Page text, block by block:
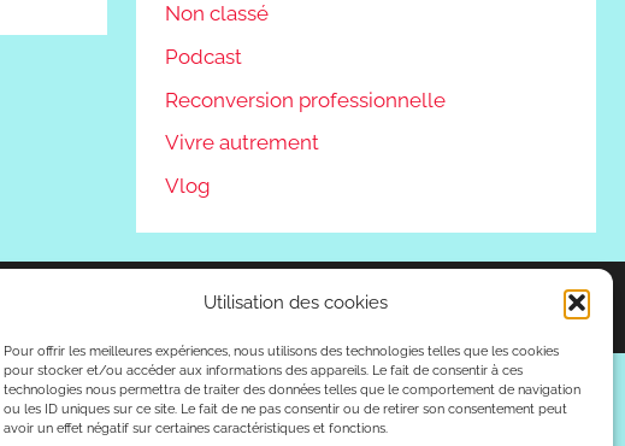
Utilisation des cookies
Pour offrir les meilleures expériences, nous utilisons des technologies telles que les cookies
pour stocker et/ou accéder aux informations des appareils. Le fait de consentir à ces
technologies nous permettra de traiter des données telles que le comportement de navigation
ou les ID uniques sur ce site. Le fait de ne pas consentir ou de retirer son consentement peut
avoir un effet négatif sur certaines caractéristiques et fonctions.
Non classé
Podcast
Reconversion professionnelle
Vivre autrement
Vlog